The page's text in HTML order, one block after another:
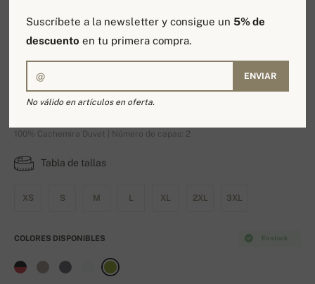
Boubou
100% Cachemira Duvet | Número de capas: 2
Tabla de tallas
XS S M L XL 2XL 3XL
En stock
COLORES DISPONIBLES
Suscríbete a la newsletter y consigue un5% de
descuento en tu primera compra.
ENVIAR
No válido en artículos en oferta.